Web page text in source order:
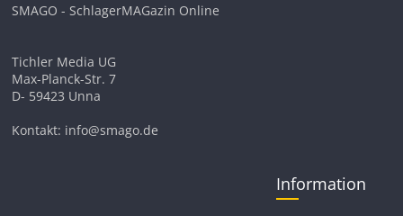
SMAGO - SchlagerMAGazin Online
Tichler Media UG
Max-Planck-Str. 7
D- 59423 Unna
Kontakt: info@smago.de
Information